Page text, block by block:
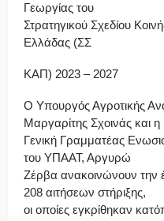
Γεωργίας του
Στρατηγικού Σχεδίου
Ελλάδας (ΣΣ
ΚΑΠ) 2023 – 2027
Ο Υπουργός Αγροτικής
Μαργαρίτης Σχοινάς και η
Γενική Γραμματέας
του ΥΠΑΑΤ, Αργυρώ
Ζέρβα ανακοινώνουν την
208 αιτήσεων στήριξης,
οι οποίες εγκρίθηκαν